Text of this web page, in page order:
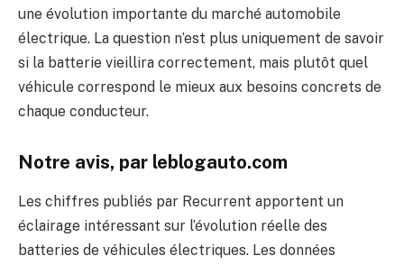
une évolution importante du marché automobile
électrique. La question n’est plus uniquement de savoir
si la batterie vieillira correctement, mais plutôt quel
véhicule correspond le mieux aux besoins concrets de
chaque conducteur.
Notre avis, par leblogauto.com
Les chiffres publiés par Recurrent apportent un
éclairage intéressant sur l’évolution réelle des
batteries de véhicules électriques. Les données